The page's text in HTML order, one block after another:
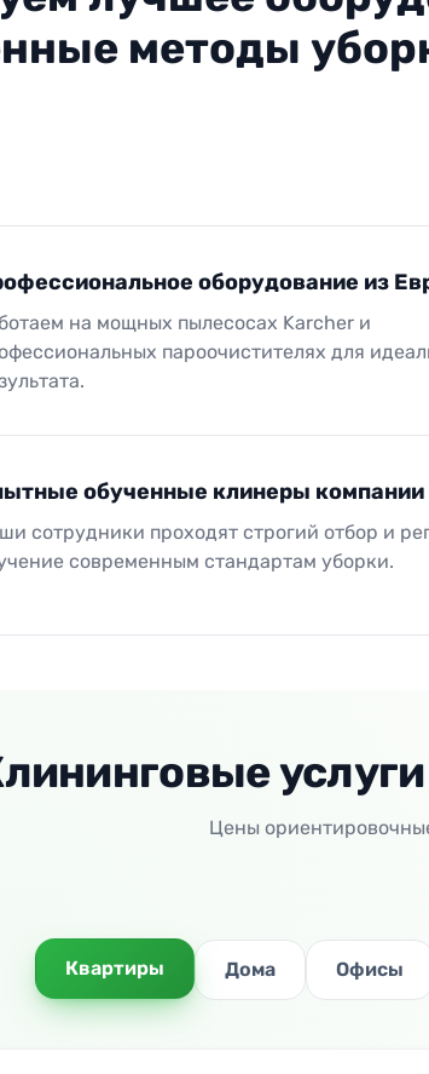
методы
оборудование из
на мощных пылесосах Karcher и
пароочистителях для
обученные клинеры компании
сотрудники проходят строгий отбор и
современным стандартам уборки.
Цены
Квартиры Дома Офисы